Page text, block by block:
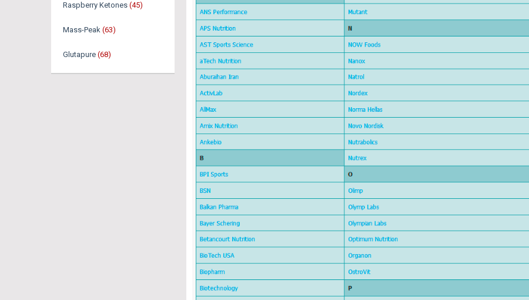
Raspberry Ketones (45)
Mass-Peak (63)
Glutapure (68)